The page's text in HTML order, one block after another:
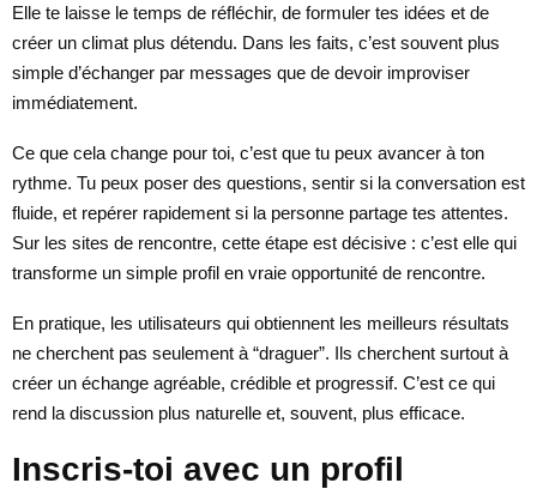
Elle te laisse le temps de réfléchir, de formuler tes idées et de
créer un climat plus détendu. Dans les faits, c’est souvent plus
simple d’échanger par messages que de devoir improviser
immédiatement.
Ce que cela change pour toi, c’est que tu peux avancer à ton
rythme. Tu peux poser des questions, sentir si la conversation est
fluide, et repérer rapidement si la personne partage tes attentes.
Sur les sites de rencontre, cette étape est décisive : c’est elle qui
transforme un simple profil en vraie opportunité de rencontre.
En pratique, les utilisateurs qui obtiennent les meilleurs résultats
ne cherchent pas seulement à “draguer”. Ils cherchent surtout à
créer un échange agréable, crédible et progressif. C’est ce qui
rend la discussion plus naturelle et, souvent, plus efficace.
Inscris-toi avec un profil